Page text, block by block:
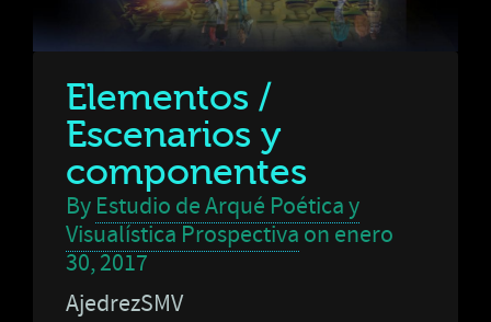
Elementos /
Escenarios y
componentes
By Estudio de Arqué Poética y
Visualística Prospectiva on enero
30, 2017
AjedrezSMV